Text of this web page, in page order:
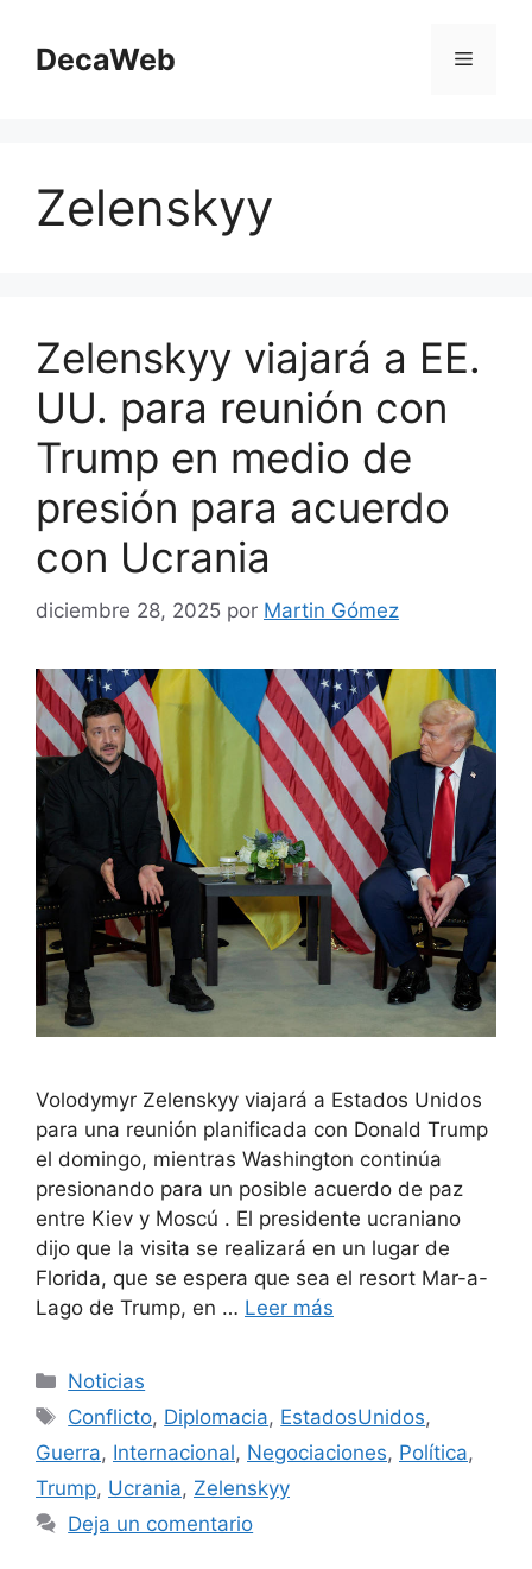
contenido
DecaWeb Menú
Zelenskyy
Zelenskyy viajará a EE.
UU. para reunión con
Trump en medio de
presión para acuerdo
con Ucrania
diciembre 28, 2025 por Martin Gómez
Volodymyr Zelenskyy viajará a Estados Unidos
para una reunión planificada con Donald Trump
el domingo, mientras Washington continúa
presionando para un posible acuerdo de paz
entre Kiev y Moscú . El presidente ucraniano
dijo que la visita se realizará en un lugar de
Florida, que se espera que sea el resort Mar-a-
Lago de Trump, en … Leer más
Categorías
Noticias
Etiquetas
Conflicto, Diplomacia, EstadosUnidos,
Guerra, Internacional, Negociaciones, Política,
Trump, Ucrania, Zelenskyy
Deja un comentario